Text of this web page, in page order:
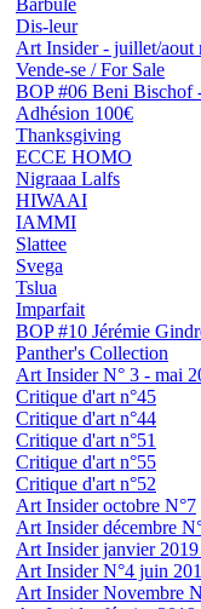
Dis-leur
Art Insider - juillet/aout
Vende-se / For Sale
BOP #06 Beni Bischof
Adhésion 100€
Thanksgiving
ECCE HOMO
Nigraaa Lalfs
HIWAAI
IAMMI
Slattee
Svega
Tslua
Imparfait
BOP #10 Jérémie
Panther's Collection
Art Insider N° 3 - mai
Critique d'art n°45
Critique d'art n°44
Critique d'art n°51
Critique d'art n°55
Critique d'art n°52
Art Insider octobre N°7
Art Insider décembre
Art Insider janvier 2019
Art Insider N°4 juin
Art Insider Novembre